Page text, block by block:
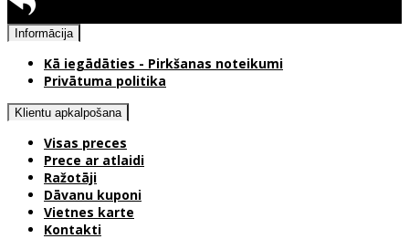
Informācija
Kā iegādāties - Pirkšanas noteikumi
Privātuma politika
Klientu apkalpošana
Visas preces
Prece ar atlaidi
Ražotāji
Dāvanu kuponi
Vietnes karte
Kontakti